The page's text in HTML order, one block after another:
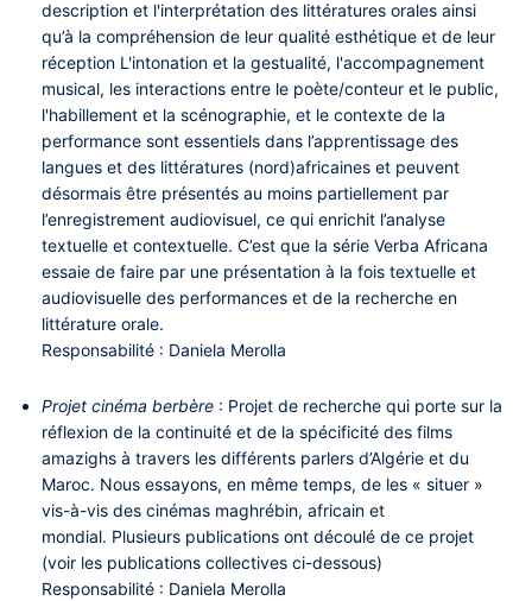
description et l'interprétation des littératures orales ainsi
qu’à la compréhension de leur qualité esthétique et de leur
réception L'intonation et la gestualité, l'accompagnement
musical, les interactions entre le poète/conteur et le public,
l'habillement et la scénographie, et le contexte de la
performance sont essentiels dans l’apprentissage des
langues et des littératures (nord)africaines et peuvent
désormais être présentés au moins partiellement par
l’enregistrement audiovisuel, ce qui enrichit l’analyse
textuelle et contextuelle. C’est que la série Verba Africana
essaie de faire par une présentation à la fois textuelle et
audiovisuelle des performances et de la recherche en
littérature orale.
Responsabilité : Daniela Merolla
Projet cinéma berbère : Projet de recherche qui porte sur la
réflexion de la continuité et de la spécificité des films
amazighs à travers les différents parlers d’Algérie et du
Maroc. Nous essayons, en même temps, de les « situer »
vis-à-vis des cinémas maghrébin, africain et
mondial. Plusieurs publications ont découlé de ce projet
(voir les publications collectives ci-dessous)
Responsabilité : Daniela Merolla